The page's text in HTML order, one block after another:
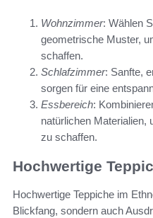
Wohnzimmer: Wählen
geometrische Muster,
schaffen.
Schlafzimmer: Sanfte,
sorgen für eine
Essbereich:
natürlichen Materialien,
zu schaffen.
Hochwertige
Hochwertige Teppiche im
Blickfang, sondern auch